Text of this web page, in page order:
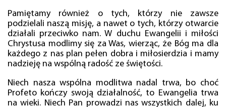
Pamiętamy również o tych, którzy nie zawsze
podzielali naszą misję, a nawet o tych, którzy otwarcie
działali przeciwko nam. W duchu Ewangelii i miłości
Chrystusa modlimy się za Was, wierząc, że Bóg ma dla
każdego z nas plan pełen dobra i miłosierdzia i mamy
nadzieję na wspólną radość ze świętości.
Niech nasza wspólna modlitwa nadal trwa, bo choć
Profeto kończy swoją działalność, to Ewangelia trwa
na wieki. Niech Pan prowadzi nas wszystkich dalej, ku